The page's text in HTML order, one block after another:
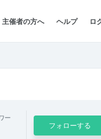
主催者の方へ ヘルプ ロ
ー
フォローする